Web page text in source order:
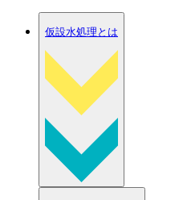
仮設水処理とは